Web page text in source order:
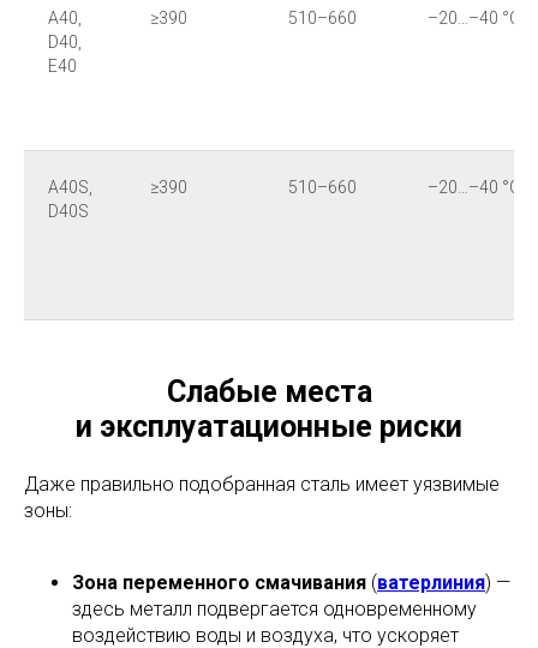
A40,
D40,
E40
≥390 510–660 –20…–40 °C
A40S,
D40S
≥390 510–660 –20…–40 °C
Слабые места
и эксплуатационные риски
Даже правильно подобранная сталь имеет уязвимые
зоны:
Зона переменного смачивания (ватерлиния) —
здесь металл подвергается одновременному
воздействию воды и воздуха, что ускоряет